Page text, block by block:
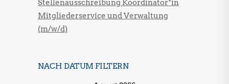
Stellenausschreibung Koordinator*in
Mitgliederservice und Verwaltung
(m/w/d)
NACH DATUM FILTERN